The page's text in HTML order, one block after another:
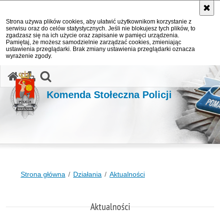
Strona używa plików cookies, aby ułatwić użytkownikom korzystanie z
serwisu oraz do celów statystycznych. Jeśli nie blokujesz tych plików, to
zgadzasz się na ich użycie oraz zapisanie w pamięci urządzenia.
Pamiętaj, że możesz samodzielnie zarządzać cookies, zmieniając
ustawienia przeglądarki. Brak zmiany ustawienia przeglądarki oznacza
wyrażenie zgody.
Komenda Stołeczna Policji
Strona główna Działania Aktualności
Aktualności